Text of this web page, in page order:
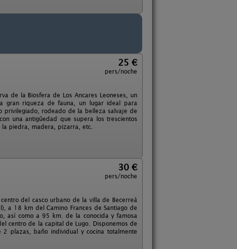
25 €
pers/noche
de la Biosfera de Los Ancares Leoneses, un
gran riqueza de fauna, un lugar ideal para
privilegiado, rodeado de la belleza salvaje de
una antigüedad que supera los trescientos
piedra, madera, pizarra, etc.
30 €
pers/noche
del casco urbano de la villa de Becerreá
a 18 km del Camino Frances de Santiago de
así como a 95 km. de la conocida y famosa
centro de la capital de Lugo. Disponemos de
plazas, baño individual y cocina totalmente